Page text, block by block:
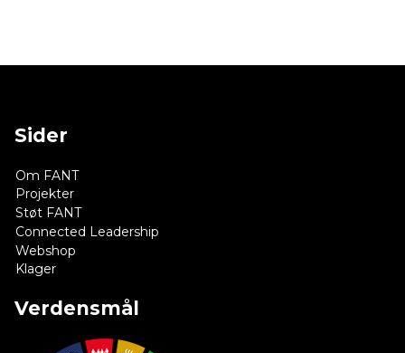
Sider
Om FANT
Projekter
Støt FANT
Connected Leadership
Webshop
Klager
Verdensmål